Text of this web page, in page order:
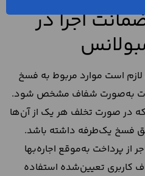
اجرا در
لازم است موارد مربوط به فسخ
به‌صورت شفاف مشخص شود.
در صورت تخلف هر یک از آن‌ها
حق فسخ یک‌طرفه داشته باشد.
از پرداخت به‌موقع اجاره‌بها
کاربری تعیین‌شده استفاده